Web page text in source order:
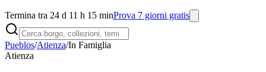
Termina tra 24 d 11 h 15 minProva 7 giorni gratis
Pueblos/Atienza/In Famiglia
Atienza